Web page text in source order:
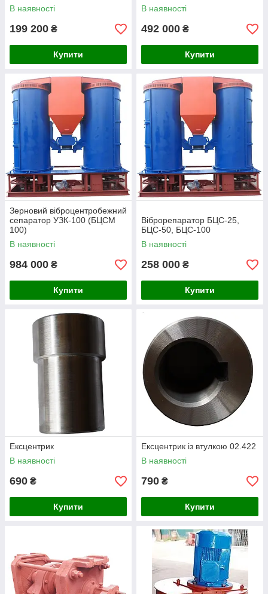
В наявності
199 200 ₴
Купити
В наявності
492 000 ₴
Купити
Зерновий віброцентробежний
сепаратор УЗК-100 (БЦСМ
100)
В наявності
984 000 ₴
Купити
Віброрепаратор БЦС-25,
БЦС-50, БЦС-100
В наявності
258 000 ₴
Купити
Ексцентрик
В наявності
690 ₴
Купити
Ексцентрик із втулкою 02.422
В наявності
790 ₴
Купити